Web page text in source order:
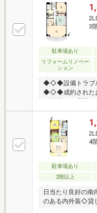
回お預かりした
なリゾートマン
が魅力です。ま
から始まり全体
ています。室内は
換、システムキ
フォームをされ、
お待ちしておりま
3
駐車場あり
リフォームリノベー
ション
◆◇◆設備トラブル
◆◇◆成約されたお
す。24時間365日
次応急処置を無
き渡し日の翌月
条件あり
4
駐車場あり
2階以上
日当たり良好の
のある内外装◇貸